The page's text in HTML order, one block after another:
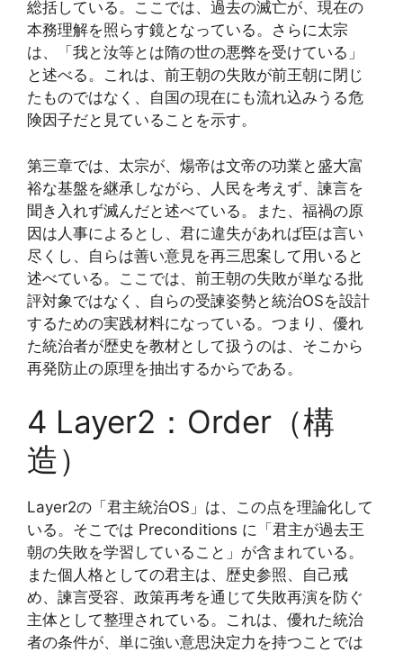
総括している。ここでは、過去の滅亡が、現在の
本務理解を照らす鏡となっている。さらに太宗
は、「我と汝等とは隋の世の悪弊を受けている」
と述べる。これは、前王朝の失敗が前王朝に閉じ
たものではなく、自国の現在にも流れ込みうる危
険因子だと見ていることを示す。
第三章では、太宗が、煬帝は文帝の功業と盛大富
裕な基盤を継承しながら、人民を考えず、諫言を
聞き入れず滅んだと述べている。また、福禍の原
因は人事によるとし、君に違失があれば臣は言い
尽くし、自らは善い意見を再三思案して用いると
述べている。ここでは、前王朝の失敗が単なる批
評対象ではなく、自らの受諫姿勢と統治OSを設計
するための実践材料になっている。つまり、優れ
た統治者が歴史を教材として扱うのは、そこから
再発防止の原理を抽出するからである。
4 Layer2：Order（構
造）
Layer2の「君主統治OS」は、この点を理論化して
いる。そこでは Preconditions に「君主が過去王
朝の失敗を学習していること」が含まれている。
また個人格としての君主は、歴史参照、自己戒
め、諫言受容、政策再考を通じて失敗再演を防ぐ
主体として整理されている。これは、優れた統治
者の条件が、単に強い意思決定力を持つことでは